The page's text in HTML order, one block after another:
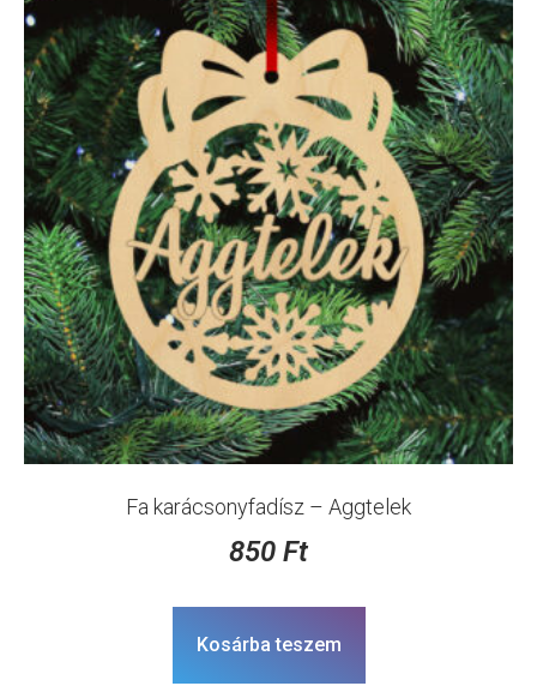
Fa karácsonyfadísz – Aggtelek
850 Ft
Kosárba teszem